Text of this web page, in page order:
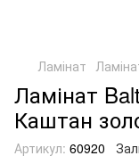
Ламінат
Ламінат
Каштан
Артикул: 60920